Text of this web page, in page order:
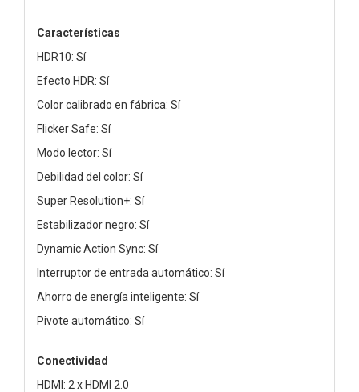
Características
HDR10: Sí
Efecto HDR: Sí
Color calibrado en fábrica: Sí
Flicker Safe: Sí
Modo lector: Sí
Debilidad del color: Sí
Super Resolution+: Sí
Estabilizador negro: Sí
Dynamic Action Sync: Sí
Interruptor de entrada automático: Sí
Ahorro de energía inteligente: Sí
Pivote automático: Sí
Conectividad
HDMI: 2 x HDMI 2.0